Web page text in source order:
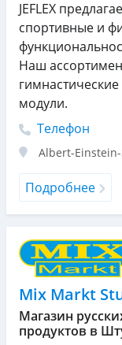
JEFLEX
спортивные и
Наш
модули.
Телефон
Albert-
Подробнее
Mix Markt
Магазин
продуктов в